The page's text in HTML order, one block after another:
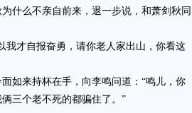
什么不亲自前来，退一步说，和萧剑秋同
才自报奋勇，请你老人家出山，你看这
如来持杯在手，向李鸣问道：“鸣儿，你
三个老不死的都骗住了。”